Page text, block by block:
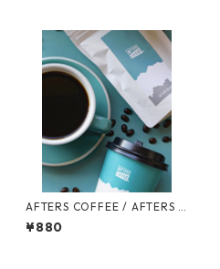
AFTERS COFFEE / AFTERS B
LEND MATSUMOTO 100g
¥880